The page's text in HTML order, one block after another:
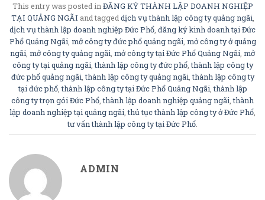
This entry was posted in ĐĂNG KÝ THÀNH LẬP DOANH NGHIỆP
TẠI QUẢNG NGÃI and tagged dịch vụ thành lập công ty quảng ngãi
dịch vụ thành lập doanh nghiệp Đức Phổ đăng ký kinh doanh tại Đức
Phổ Quảng Ngãi mở công ty đức phổ quảng ngãi mở công ty ở quảng
ngãi mở công ty quảng ngãi mở công ty tại Đức Phổ Quảng Ngãi mở
công ty tại quảng ngãi ,thành lập công ty đức phổ,thành lập công ty
đức phổ quảng ngãi ,thành lập công ty quảng ngãi ,thành lập công ty
tại đức phổ,thành lập công ty tại Đức Phổ Quảng Ngãi ,thành lập
công ty trọn gói Đức Phổ ,thành lập doanh nghiệp quảng ngãi ,thành
lập doanh nghiệp tại quảng ngãi ,thủ tục thành lập công ty ở Đức Phổ
tư vấn thành lập công ty tại Đức Phổ
ADMIN